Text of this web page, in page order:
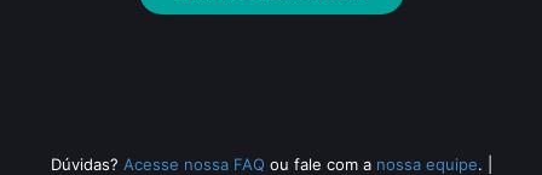
Dúvidas? Acesse nossa FAQ ou fale com a nossa equipe.